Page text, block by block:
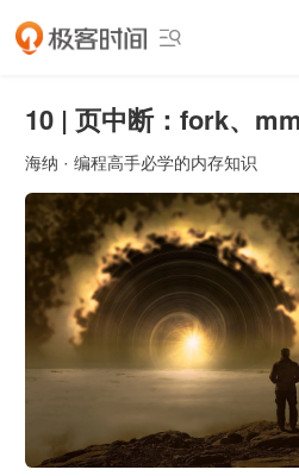

10 | 页中断：fork、
海纳 · 编程高手必学的内存知识